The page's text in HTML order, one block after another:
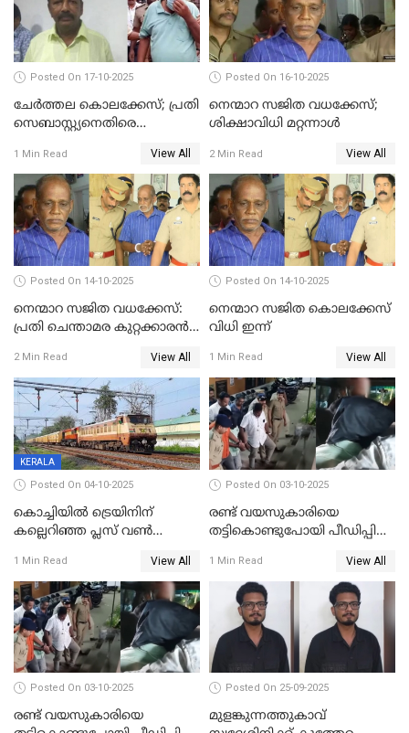
Posted On 17-10-2025
ചേര്‍ത്തല കൊലക്കേസ്; പ്രതി
സെബാസ്റ്റ്യനെതിരെ
1 Min Read View All
Posted On 16-10-2025
നെന്മാറ സജിത വധക്കേസ്;
ശിക്ഷാവിധി മറ്റന്നാള്‍
2 Min Read View All
Posted On 14-10-2025
നെന്മാറ സജിത വധക്കേസ്:
പ്രതി ചെന്താമര കുറ്റക്കാരൻ,
നടത്തിയത്
ഇരട്ടക്കൊലപാതകം
2 Min Read View All
Posted On 14-10-2025
നെന്മാറ സജിത കൊലക്കേസ്
വിധി ഇന്ന്
1 Min Read View All
KERALA
Posted On 04-10-2025
കൊച്ചിയില്‍ ട്രെയിനിന്
കല്ലെറിഞ്ഞ പ്ലസ് വൺ
കല്ലേറിൽ അഗ്നിരക്ഷാസേന
ഉദ്യോഗസ്ഥന് പരിക്കേറ്റിരുന്നു
1 Min Read View All
Posted On 03-10-2025
രണ്ട് വയസുകാരിയെ
തട്ടികൊണ്ടുപോയി പീഡിപ്പിച്ച
തടവ്
1 Min Read View All
Posted On 03-10-2025
രണ്ട് വയസുകാരിയെ
Posted On 25-09-2025
മുളങ്കുന്നത്തുകാവ്